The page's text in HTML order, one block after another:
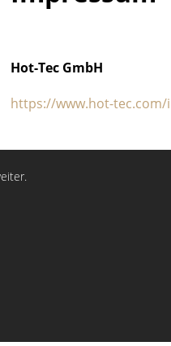
Hot-Tec GmbH
https://www.hot-